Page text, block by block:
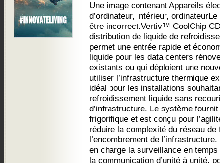
Une image contenant Appareils
d’ordinateur, intérieur,
être incorrect.Vertiv™ CoolChip
distribution de liquide de
permet une entrée rapide et
liquide pour les data centers
existants ou qui déploient une
utiliser l’infrastructure thermique
idéal pour les installations
refroidissement liquide sans
d’infrastructure. Le système
frigorifique et est conçu pour
réduire la complexité du réseau de
l’encombrement de
en charge la surveillance en
la communication d’unité à unité,